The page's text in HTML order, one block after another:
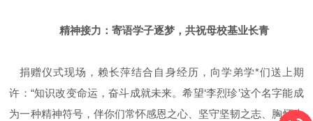
精神接力：寄语学子逐梦，共祝母校基业长青
捐赠仪式现场，赖长萍结合自身经历，向学弟学*们送上期
许： “知识改变命运，奋斗成就未来。希望‘李烈珍’这个名字能成
为一种精神符号，伴你们常怀感恩之心、坚守坚韧之志、胸怀大